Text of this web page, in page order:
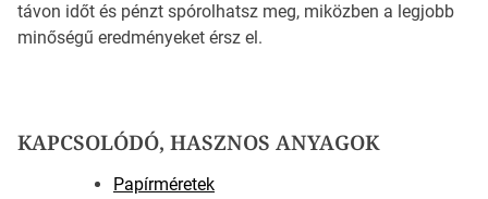
távon időt és pénzt spórolhatsz meg, miközben a legjobb
minőségű eredményeket érsz el.
KAPCSOLÓDÓ, HASZNOS ANYAGOK
Papírméretek